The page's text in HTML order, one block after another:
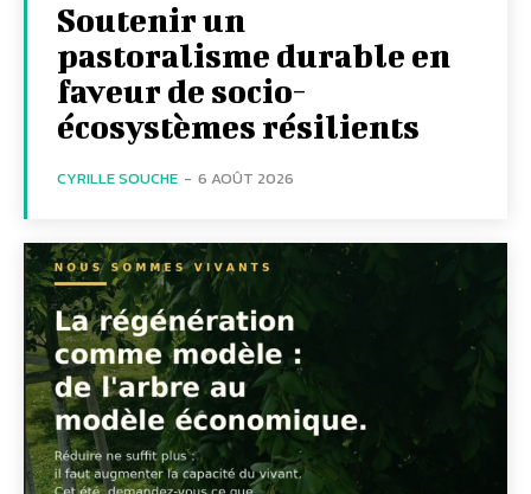
Soutenir un
pastoralisme durable en
faveur de socio-
écosystèmes résilients
CYRILLE SOUCHE - 6 AOÛT 2026